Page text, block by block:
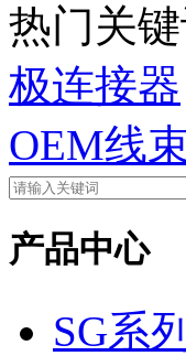
热门关键
极连接器
OEM线
产品中心
SG系